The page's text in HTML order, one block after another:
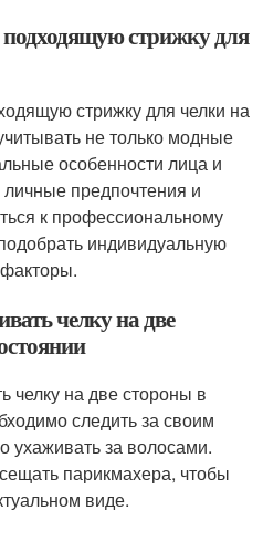
стрижку для
стрижку для челки на
не только модные
особенности лица и
предпочтения и
к профессиональному
индивидуальную
челку на две
челку на две стороны в
следить за своим
ухаживать за волосами.
парикмахера, чтобы
виде.